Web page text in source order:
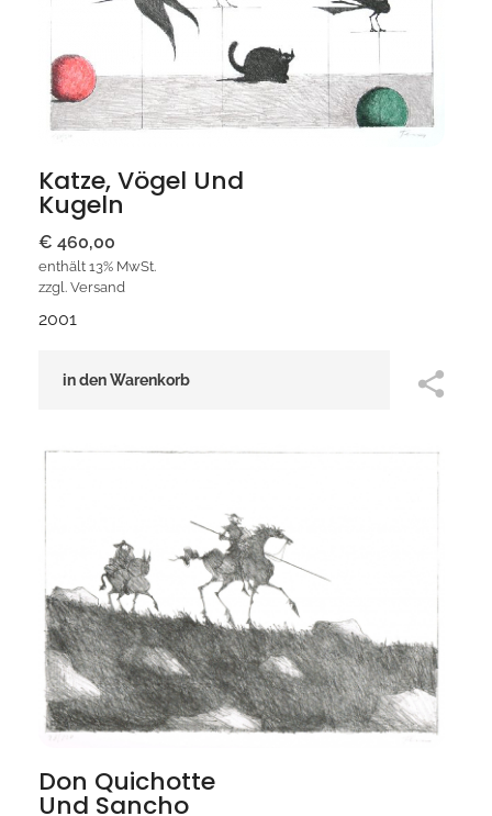
Katze, Vögel Und
Kugeln
€ 460,00
enthält 13% MwSt.
zzgl. Versand
2001
in den Warenkorb
Don Quichotte
Und Sancho